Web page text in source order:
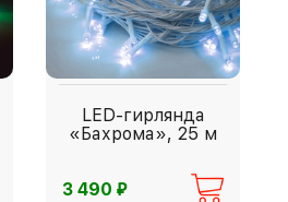
LED-гирлянда
«Бахрома», 25 м
3 490⃏